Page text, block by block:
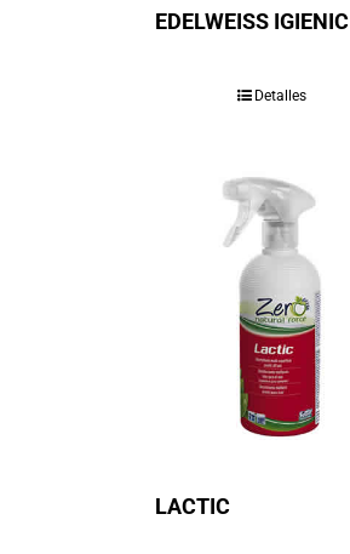
EDELWEISS IGIENIC
Detalles
LACTIC